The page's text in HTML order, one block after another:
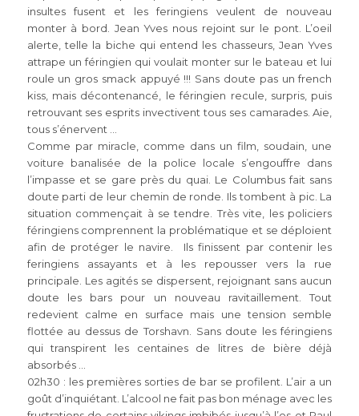
insultes fusent et les feringiens veulent de nouveau
monter à bord. Jean Yves nous rejoint sur le pont. L’oeil
alerte, telle la biche qui entend les chasseurs, Jean Yves
attrape un féringien qui voulait monter sur le bateau et lui
roule un gros smack appuyé !!! Sans doute pas un french
kiss, mais décontenancé, le féringien recule, surpris, puis
retrouvant ses esprits invectivent tous ses camarades. Aie,
tous s’énervent …
Comme par miracle, comme dans un film, soudain, une
voiture banalisée de la police locale s’engouffre dans
l’impasse et se gare près du quai. Le Columbus fait sans
doute parti de leur chemin de ronde. Ils tombent à pic. La
situation commençait à se tendre. Très vite, les policiers
féringiens comprennent la problématique et se déploient
afin de protéger le navire. Ils finissent par contenir les
feringiens assayants et à les repousser vers la rue
principale. Les agités se dispersent, rejoignant sans aucun
doute les bars pour un nouveau ravitaillement. Tout
redevient calme en surface mais une tension semble
flottée au dessus de Torshavn. Sans doute les féringiens
qui transpirent les centaines de litres de bière déjà
absorbés …
02h30 : les premières sorties de bar se profilent. L’air a un
goût d’inquiétant. L’alcool ne fait pas bon ménage avec les